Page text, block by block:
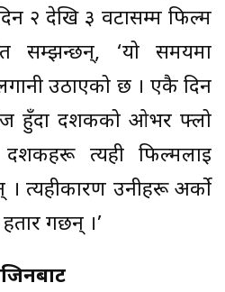
२ देखि ३ वटासम्म फिल्म
सम्झन्छन्, ‘यो समयमा
उठाएको छ । एकै दिन
हुँदा दर्शकको ओभर फ्लो
त्यही फिल्मलाई
। त्यहीकारण उनीहरू अर्को
गर्छन् ।’